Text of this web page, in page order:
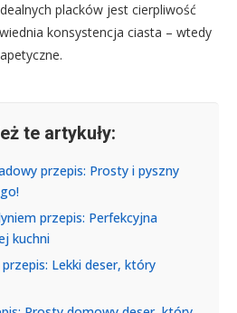
placków jest cierpliwość
konsystencja ciasta – wtedy
te artykuły:
przepis: Prosty i pyszny
przepis: Perfekcyjna
kuchni
Lekki deser, który